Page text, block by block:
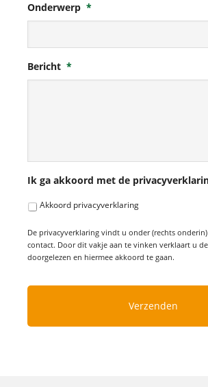
Onderwerp *
Bericht *
Ik ga akkoord met de
Akkoord privacyverklaring
De privacyverklaring vindt u onder (rechts
contact. Door dit vakje aan te vinken verklaart u
doorgelezen en hiermee akkoord te gaan.